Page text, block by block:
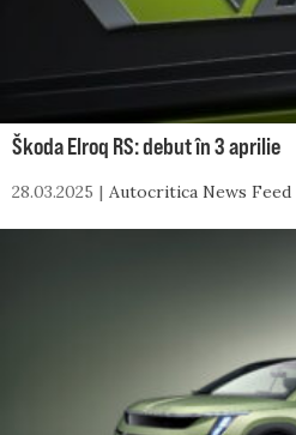
Škoda Elroq RS: debut în 3 aprilie
28.03.2025 Autocritica News Feed